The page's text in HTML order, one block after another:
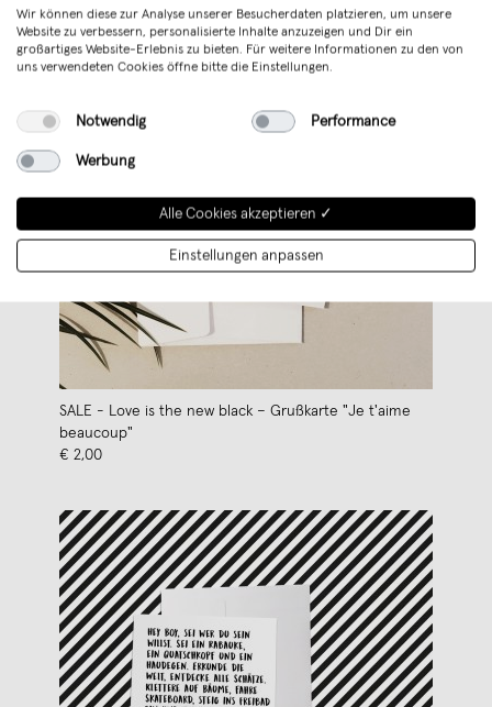
SALE - Love is the new black – Grußkarte "Je t'aime
beaucoup"
€ 2,00
Wir können diese zur Analyse unserer Besucherdaten platzieren, um unsere
Website zu verbessern, personalisierte Inhalte anzuzeigen und Dir ein
großartiges Website-Erlebnis zu bieten. Für weitere Informationen zu den von
uns verwendeten Cookies öffne bitte die Einstellungen.
Notwendig Performance
Werbung
Alle Cookies akzeptieren ✓
Einstellungen anpassen